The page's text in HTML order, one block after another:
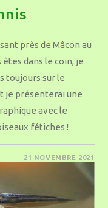
près de Mâcon au
dans le coin, je
toujours sur le
je présenterai une
avec le
fétiches !
21 NOVEMBRE 2021